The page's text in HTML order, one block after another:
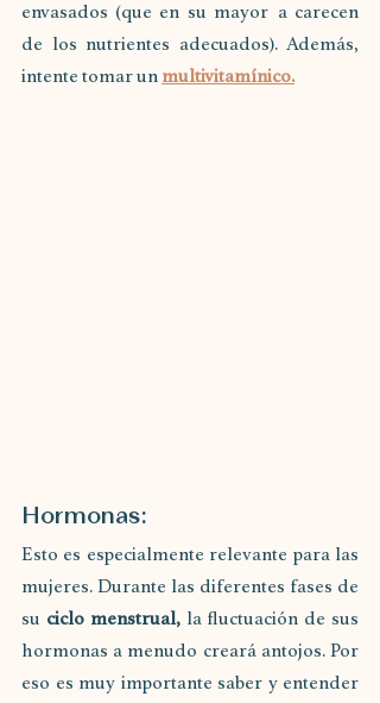
envasados (que en su mayor a carecen
de los nutrientes adecuados). Además,
intente tomar un multivitamínico.
Hormonas:
Esto es especialmente relevante para las
mujeres. Durante las diferentes fases de
su ciclo menstrual, la fluctuación de sus
hormonas a menudo creará antojos. Por
eso es muy importante saber y entender